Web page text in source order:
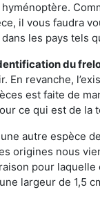
il vous faudra
les pays tels
du
En revanche,
est faite de
ce qui est de la
autre espèce
origines nous
pour
une largeur de 1,5